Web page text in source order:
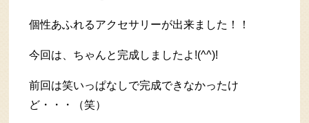
個性あふれるアクセサリーが出来ました！！
今回は、ちゃんと完成しましたよ!(^^)!
前回は笑いっぱなしで完成できなかったけ
ど・・・（笑）